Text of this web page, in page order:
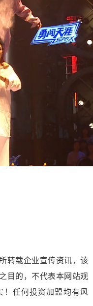
转载企业宣传资讯，该
目的，不代表本网站观
！任何投资加盟均有风